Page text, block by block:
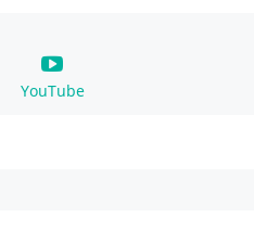
YouTube